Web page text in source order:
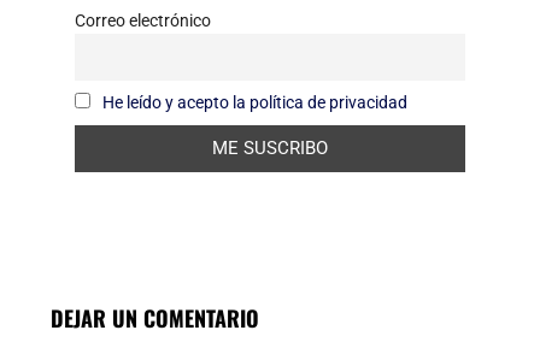
Correo electrónico
He leído y acepto la política de privacidad
DEJAR UN COMENTARIO